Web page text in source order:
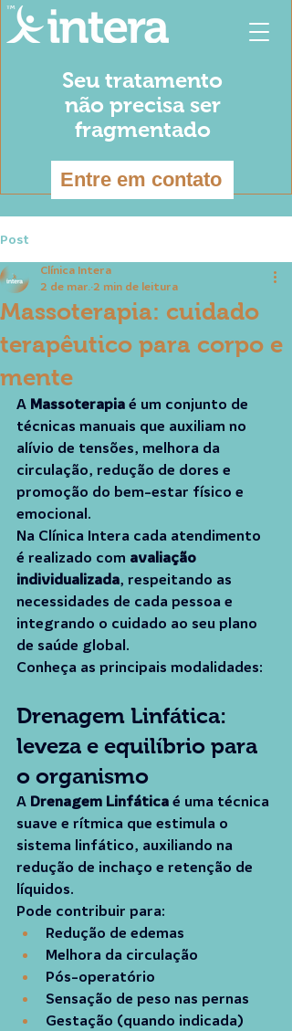
Seu tratamento
não precisa ser
fragmentado
Entre em contato
Post
Massoterapia: cuidado
terapêutico para corpo e
mente
Clínica Intera
2 de mar. 2 min de leitura
A Massoterapia é um conjunto de
técnicas manuais que auxiliam no
alívio de tensões, melhora da
circulação, redução de dores e
promoção do bem-estar físico e
emocional.
Na Clínica Intera cada atendimento
é realizado com avaliação
individualizada, respeitando as
necessidades de cada pessoa e
integrando o cuidado ao seu plano
de saúde global.
Conheça as principais modalidades:
Drenagem Linfática:
leveza e equilíbrio para
o organismo
A Drenagem Linfática é uma técnica
suave e rítmica que estimula o
sistema linfático, auxiliando na
redução de inchaço e retenção de
líquidos.
Pode contribuir para:
Redução de edemas
Melhora da circulação
Pós-operatório
Sensação de peso nas pernas
Gestação (quando indicada)